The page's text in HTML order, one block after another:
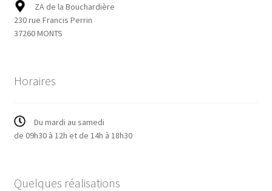
ZA de la Bouchardière
230 rue Francis Perrin
37260 MONTS
Horaires
Du mardi au samedi
de 09h30 à 12h et de 14h à 18h30
Quelques réalisations